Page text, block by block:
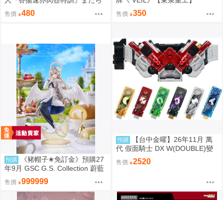
模様 まんだら亭
售價 480 售價 350
預購
《豬帽子✬免訂金》預購27
年9月 GSC G.S. Collection 蔚藍
檔案 渚 ～花香微笑～ 1/7 0920
售價 999999
預購
【台中金曜】26年11月 萬
代 假面騎士 DX W(DOUBLE)變
身腰帶(平成20周年VER.) 再版 0
814
售價 2520